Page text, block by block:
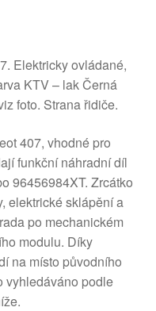
Elektricky ovládané,
KTV – lak Černá
foto. Strana řidiče.
407, vhodné pro
funkční náhradní díl
96456984XT. Zrcátko
elektrické sklápění a
po mechanickém
modulu. Díky
na místo původního
vyhledáváno podle